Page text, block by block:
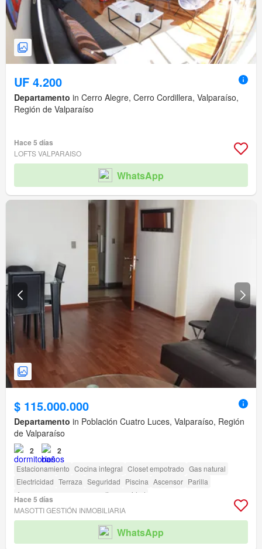
UF 4.200
Departamento in Cerro Alegre, Cerro Cordillera, Valparaíso,
Región de Valparaíso
Hace 5 días
LOFTS VALPARAISO
WhatsApp
$ 115.000.000
Departamento in Población Cuatro Luces, Valparaíso, Región
de Valparaíso
2 2
Estacionamiento Cocina integral Closet empotrado Gas natural
Electricidad Terraza Seguridad Piscina Ascensor Parilla
Acceso para personas con discapacidad
Hace 5 días
MASOTTI GESTIÓN INMOBILIARIA
WhatsApp